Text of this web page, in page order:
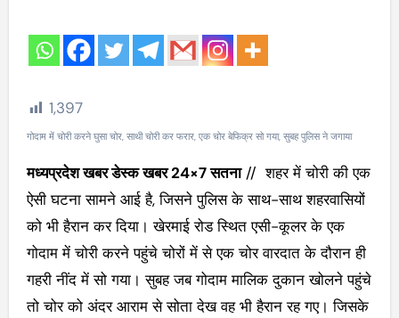
1,397
गोदाम में चोरी करने घुसा चोर, साथी चोरी कर फरार, एक चोर बेफिक्र सो गया, सुबह पुलिस ने जगाया
मध्यप्रदेश खबर डेस्क खबर 24×7 सतना// शहर में चोरी की एक
ऐसी घटना सामने आई है, जिसने पुलिस के साथ-साथ शहरवासियों
को भी हैरान कर दिया। खेरमाई रोड स्थित एसी-कूलर के एक
गोदाम में चोरी करने पहुंचे चोरों में से एक चोर वारदात के दौरान ही
गहरी नींद में सो गया। सुबह जब गोदाम मालिक दुकान खोलने पहुंचे
तो चोर को अंदर आराम से सोता देख वह भी हैरान रह गए। जिसके